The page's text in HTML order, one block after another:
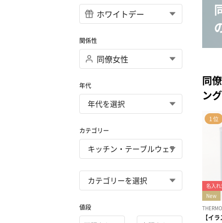
関係性
年代
カテゴリー
値段
同
ング